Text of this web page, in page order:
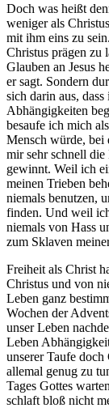
Doch was heißt
weniger als
mit ihm eins zu
Christus prägen zu
Glauben an Jesus
er sagt. Sondern
sich darin aus,
Abhängigkeiten
besaufe ich mich
Mensch würde, bei
mir sehr schnell
gewinnt. Weil ich
meinen Trieben
niemals benutzen,
finden. Und weil
niemals von Hass
zum Sklaven
Freiheit als Christ
Christus und von
Leben ganz
Wochen der
unser Leben
Leben
unserer Taufe doch
allemal genug zu
Tages Gottes
schlaft bloß nicht